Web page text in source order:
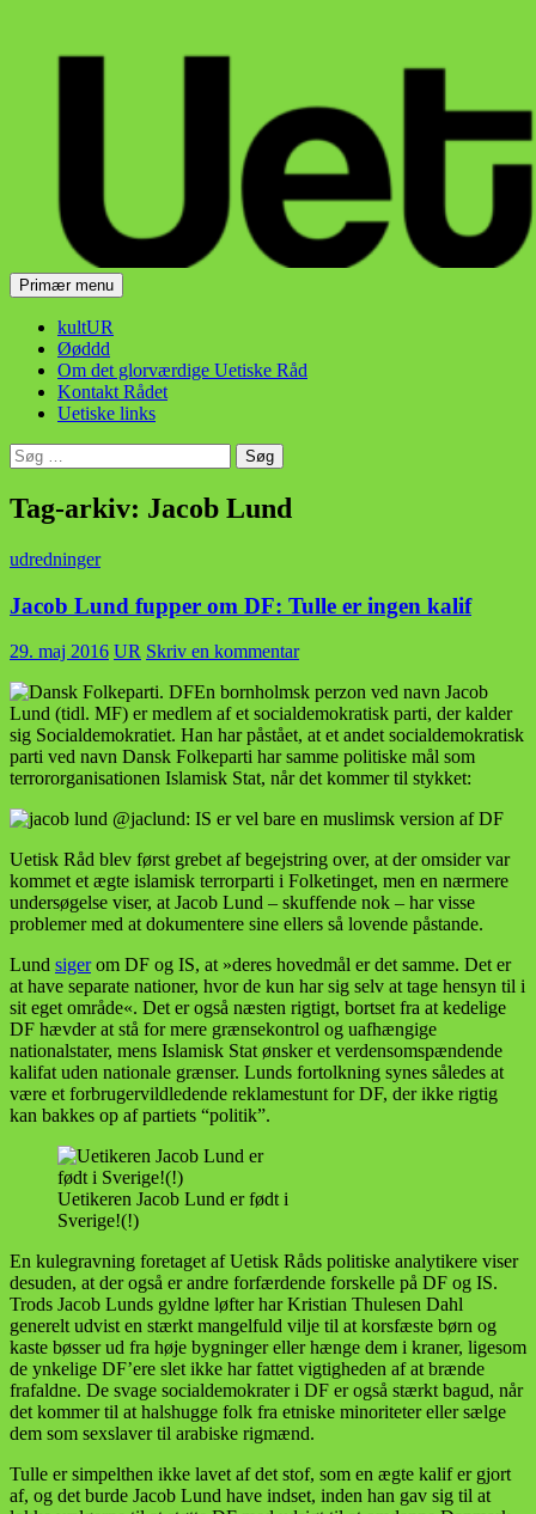
indhold
Uetisk Råd
SøgPrimær menu
kultUR
Øøddd
Om det glorværdige Uetiske Råd
Kontakt Rådet
Uetiske links
Søg
efter:
Tag-arkiv: Jacob Lund
udredninger
Jacob Lund fupper om DF: Tulle er ingen kalif
29. maj 2016 UR Skriv en kommentar
En bornholmsk perzon ved navn Jacob
Lund (tidl. MF) er medlem af et socialdemokratisk parti, der kalder
sig Socialdemokratiet. Han har påstået, at et andet socialdemokratisk
parti ved navn Dansk Folkeparti har samme politiske mål som
terrororganisationen Islamisk Stat, når det kommer til stykket:
Uetisk Råd blev først grebet af begejstring over, at der omsider var
kommet et ægte islamisk terrorparti i Folketinget, men en nærmere
undersøgelse viser, at Jacob Lund – skuffende nok – har visse
problemer med at dokumentere sine ellers så lovende påstande.
Lund sigerom DF og IS, at »deres hovedmål er det samme. Det er
at have separate nationer, hvor de kun har sig selv at tage hensyn til i
sit eget område«. Det er også næsten rigtigt, bortset fra at kedelige
DF hævder at stå for mere grænsekontrol og uafhængige
nationalstater, mens Islamisk Stat ønsker et verdensomspændende
kalifat uden nationale grænser. Lunds fortolkning synes således at
være et forbrugervildledende reklamestunt for DF, der ikke rigtig
kan bakkes op af partiets “politik”.
Uetikeren Jacob Lund er født i
Sverige!(!)
En kulegravning foretaget af Uetisk Råds politiske analytikere viser
desuden, at der også er andre forfærdende forskelle på DF og IS.
Trods Jacob Lunds gyldne løfter har Kristian Thulesen Dahl
generelt udvist en stærkt mangelfuld vilje til at korsfæste børn og
kaste bøsser ud fra høje bygninger eller hænge dem i kraner, ligesom
de ynkelige DF’ere slet ikke har fattet vigtigheden af at brænde
frafaldne. De svage socialdemokrater i DF er også stærkt bagud, når
det kommer til at halshugge folk fra etniske minoriteter eller sælge
dem som sexslaver til arabiske rigmænd.
Tulle er simpelthen ikke lavet af det stof, som en ægte kalif er gjort
af, og det burde Jacob Lund have indset, inden han gav sig til at